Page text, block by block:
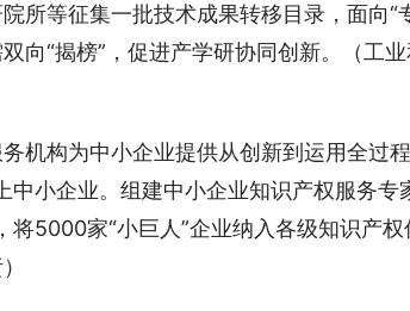
院所等征集一批技术成果转移目录，面向“
向“揭榜”，促进产学研协同创新。（工
务机构为中小企业提供从创新到运用全过
中小企业。组建中小企业知识产权服务专
5000家“小巨人”企业纳入各级知识产